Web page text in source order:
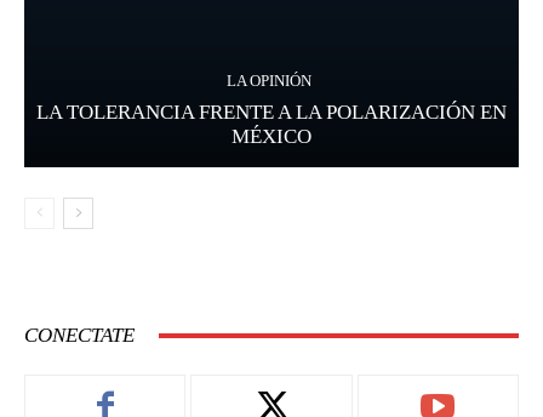
LA OPINIÓN
LA TOLERANCIA FRENTE A LA POLARIZACIÓN EN
MÉXICO
CONECTATE